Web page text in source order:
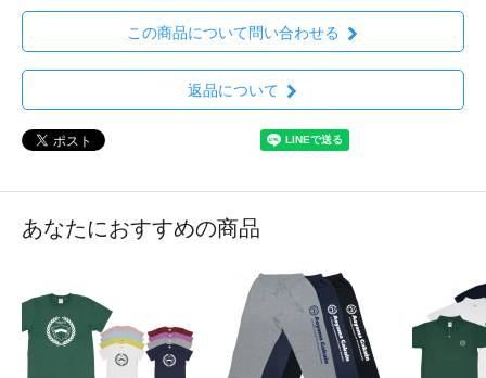
この商品について問い合わせる
返品について
あなたにおすすめの商品